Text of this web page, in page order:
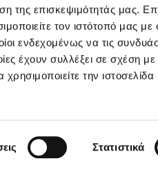
της επισκεψιμότητάς μας.
τον ιστότοπό μας
ενδεχομένως να τις
έχουν συλλέξει σε σχέση
την
Στατιστικά
Created by